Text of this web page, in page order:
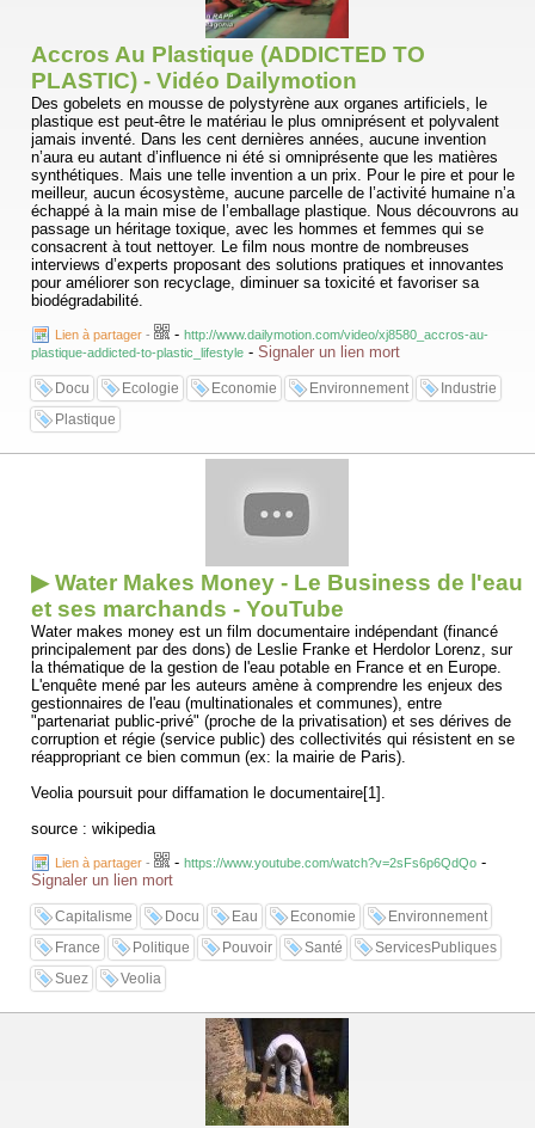
Accros Au Plastique (ADDICTED TO
PLASTIC) - Vidéo Dailymotion
Des gobelets en mousse de polystyrène aux organes artificiels, le
plastique est peut-être le matériau le plus omniprésent et polyvalent
jamais inventé. Dans les cent dernières années, aucune invention
n’aura eu autant d’influence ni été si omniprésente que les matières
synthétiques. Mais une telle invention a un prix. Pour le pire et pour le
meilleur, aucun écosystème, aucune parcelle de l’activité humaine n’a
échappé à la main mise de l’emballage plastique. Nous découvrons au
passage un héritage toxique, avec les hommes et femmes qui se
consacrent à tout nettoyer. Le film nous montre de nombreuses
interviews d’experts proposant des solutions pratiques et innovantes
pour améliorer son recyclage, diminuer sa toxicité et favoriser sa
biodégradabilité.
Lien à partager - - http://www.dailymotion.com/video/xj8580_accros-au-
plastique-addicted-to-plastic_lifestyle - Signaler un lien mort
Docu Ecologie Economie Environnement
Industrie
Plastique
▶ Water Makes Money - Le Business de l'eau
et ses marchands - YouTube
Water makes money est un film documentaire indépendant (financé
principalement par des dons) de Leslie Franke et Herdolor Lorenz, sur
la thématique de la gestion de l'eau potable en France et en Europe.
L'enquête mené par les auteurs amène à comprendre les enjeux des
gestionnaires de l'eau (multinationales et communes), entre
"partenariat public-privé" (proche de la privatisation) et ses dérives de
corruption et régie (service public) des collectivités qui résistent en se
réappropriant ce bien commun (ex: la mairie de Paris).
Veolia poursuit pour diffamation le documentaire[1].
source : wikipedia
Lien à partager - - https://www.youtube.com/watch?v=2sFs6p6QdQo -
Signaler un lien mort
Capitalisme Docu Eau Economie
Environnement
France
Politique Pouvoir Santé
ServicesPubliques
Suez
Veolia